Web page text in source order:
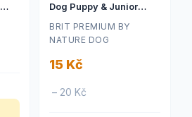
Dog Puppy & Junior
Turkey & Carrots 85 g
BRIT PREMIUM BY
NATURE DOG
15 Kč
– 20 Kč